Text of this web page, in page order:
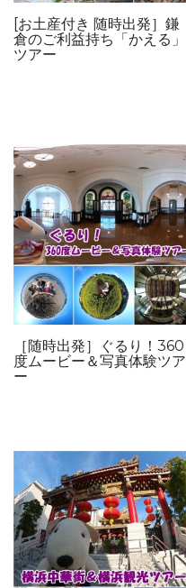
[お土産付き 随時出発］鎌
倉のご利益持ち「かえる」
ツアー
［随時出発］ぐるり！360
度ムービー＆写真体験ツア
ー